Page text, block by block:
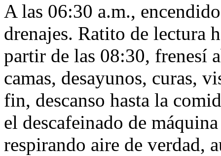
A las 06:30 a.m.,
drenajes. Ratito de lectura
partir de las 08:30, frenesí
camas, desayunos, curas,
fin, descanso hasta la
el descafeinado de
respirando aire de verdad,